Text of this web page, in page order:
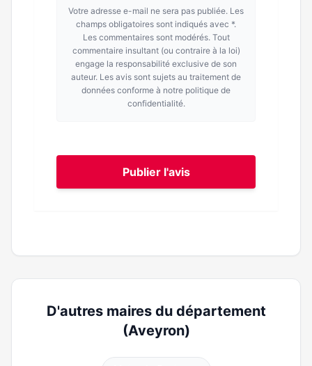
Votre adresse e-mail ne sera pas publiée. Les
champs obligatoires sont indiqués avec *.
Les commentaires sont modérés. Tout
commentaire insultant (ou contraire à la loi)
engage la responsabilité exclusive de son
auteur. Les avis sont sujets au traitement de
données conforme à notre politique de
confidentialité.
Publier l'avis
D'autres maires du département
(Aveyron)